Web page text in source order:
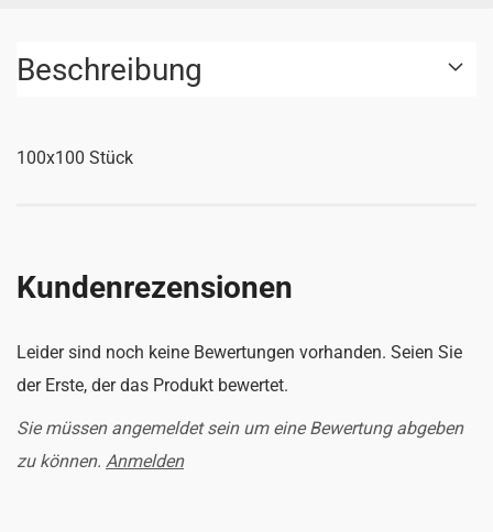
Beschreibung
100x100 Stück
Kundenrezensionen
Leider sind noch keine Bewertungen vorhanden. Seien Sie
der Erste, der das Produkt bewertet.
Sie müssen angemeldet sein um eine Bewertung abgeben
zu können. Anmelden